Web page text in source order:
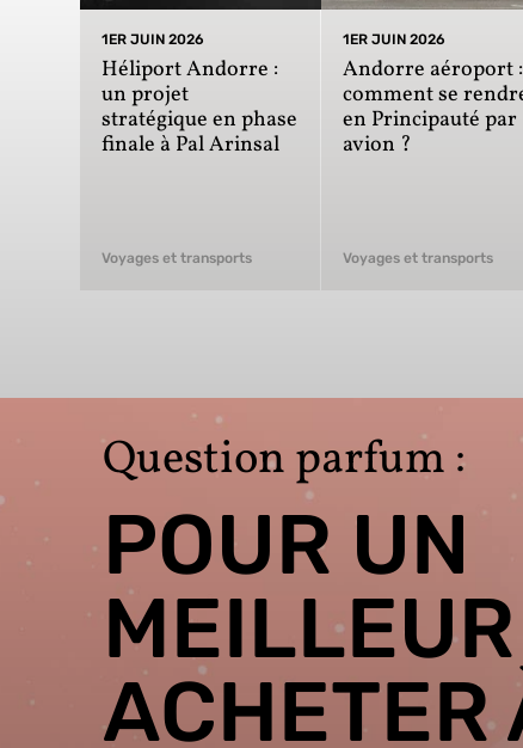
1ER JUIN 2026
Héliport Andorre :
un projet
stratégique en phase
finale à Pal Arinsal
Voyages et transports
1ER JUIN 2026
Andorre aéroport :
comment se
en Principauté par
avion ?
Voyages et transports
Question parfum :
POUR UN
ACHETER